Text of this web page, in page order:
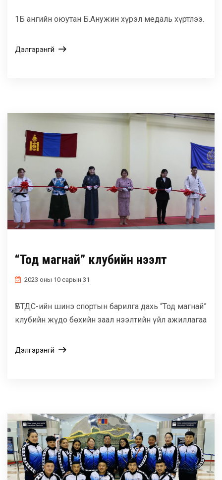
1Б ангийн оюутан Б.Анужин хүрэл медаль хүртлээ.
Дэлгэрэнгүй
“Тод магнай” клубийн нээлт
2023 оны 10 сарын 31
ҮБТДС-ийн шинэ спортын барилга дахь “Тод магнай”
клубийн жүдо бөхийн заал нээлтийн үйл ажиллагаа
Дэлгэрэнгүй